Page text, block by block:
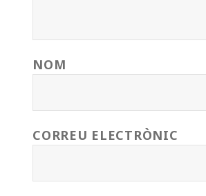
NOM
CORREU ELECTRÒNIC